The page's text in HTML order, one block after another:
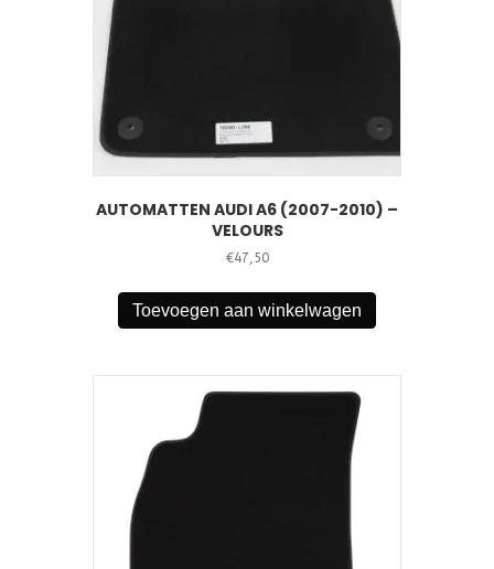
AUTOMATTEN AUDI A6 (2007-2010) –
VELOURS
€47,50
Toevoegen aan winkelwagen